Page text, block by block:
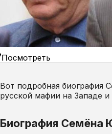
Посмотреть
Вот подробная биография
русской мафии на Западе
Биография Семёна